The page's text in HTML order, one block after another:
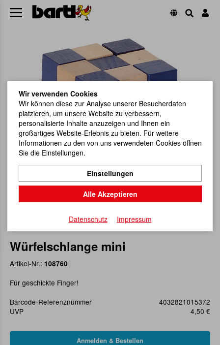
Würfelschlange mini
Artikel-Nr.: 108760
Für geschickte Finger!
Barcode-Referenznummer
4032821015372
UVP
4,50 €
Wir verwenden Cookies
Wir können diese zur Analyse unserer Besucherdaten
platzieren, um unsere Website zu verbessern,
personalisierte Inhalte anzuzeigen und Ihnen ein
großartiges Website-Erlebnis zu bieten. Für weitere
Informationen zu den von uns verwendeten Cookies öffnen
Sie die Einstellungen.
Einstellungen
Alle Akzeptieren
Datenschutz Impressum